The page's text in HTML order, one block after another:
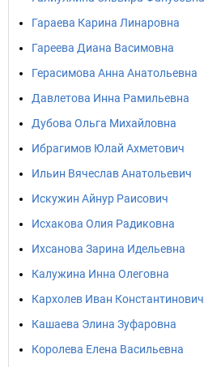
Гараева Карина Линаровна
Гареева Диана Васимовна
Герасимова Анна Анатольевна
Давлетова Инна Рамильевна
Дубова Ольга Михайловна
Ибрагимов Юлай Ахметович
Ильин Вячеслав Анатольевич
Искужин Айнур Раисович
Исхакова Олия Радиковна
Ихсанова Зарина Идельевна
Калужина Инна Олеговна
Кархолев Иван Константинович
Кашаева Элина Зуфаровна
Королева Елена Васильевна